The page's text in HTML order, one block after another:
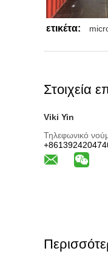
ετικέτα:
Στοιχεία
Viki Yin
Τηλεφωνικό